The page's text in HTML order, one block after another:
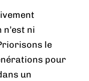
ni
le
pour
un